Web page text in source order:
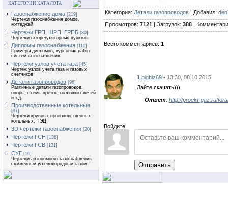
КАТЕГОРИИ КАТАЛОГА
Газоснабжение дома [219]
Чертежи газоснабжения домов,
коттеджей
Чертежи ГРП, ШРП, ГРПБ [80]
Чертежи газорегуляторных пунктов
Дипломы газоснабжения [110]
Примеры дипломов, курсовых работ
систем газоснабжения
Чертежи узлов учета газа [45]
Чертеж узлов учета газа и газовых
счетчиков
Детали газопроводов [96]
Различные детали газопроводов,
опоры, схемы врезок, оголовки свечей
и т.д.
Производственные котельные
[97]
Чертежи крупных производственных
котельных, ТЭЦ
3D чертежи газоснабжения [20]
Чертежи ГСН [136]
Чертежи ГСВ [131]
СУГ [16]
Чертежи автономного газоснабжения
сжиженным углеводородным газом
Категория: Детали газопроводов | Добавил:
Просмотров: 7121 | Загрузок: 388 |
Всего комментариев: 1
1 bigbiz69 • 13:30, 08.10.2015
Дайте скачать)))
Ответ: http://proekt-gaz.ru/
Войдите:
Отправить